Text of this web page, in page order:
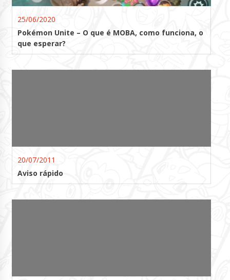
25/06/2020
Pokémon Unite – O que é MOBA, como funciona, o
que esperar?
20/07/2011
Aviso rápido